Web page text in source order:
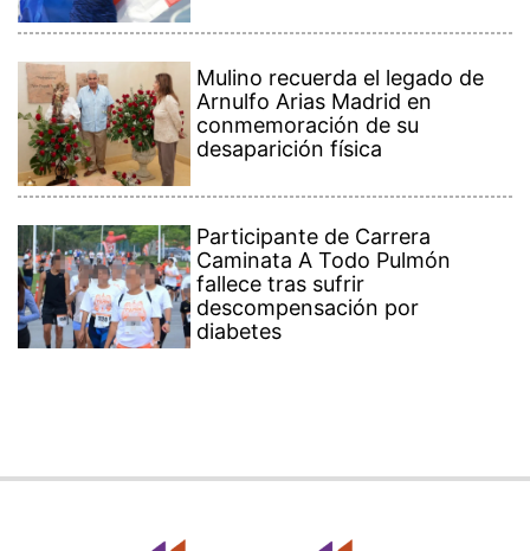
Mulino recuerda el legado de
Arnulfo Arias Madrid en
conmemoración de su
desaparición física
Participante de Carrera
Caminata A Todo Pulmón
fallece tras sufrir
descompensación por
diabetes